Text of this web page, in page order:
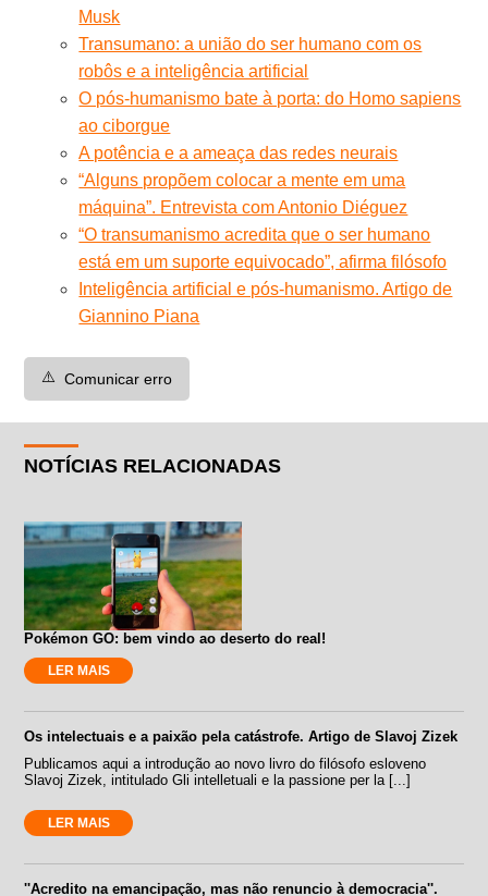
Musk
Transumano: a união do ser humano com os
robôs e a inteligência artificial
O pós-humanismo bate à porta: do Homo sapiens
ao ciborgue
A potência e a ameaça das redes neurais
“Alguns propõem colocar a mente em uma
máquina”. Entrevista com Antonio Diéguez
“O transumanismo acredita que o ser humano
está em um suporte equivocado”, afirma filósofo
Inteligência artificial e pós-humanismo. Artigo de
Giannino Piana
⚠️ Comunicar erro
NOTÍCIAS RELACIONADAS
Pokémon GO: bem vindo ao deserto do real!
LER MAIS
Os intelectuais e a paixão pela catástrofe. Artigo de Slavoj Zizek
Publicamos aqui a introdução ao novo livro do filósofo esloveno
Slavoj Zizek, intitulado Gli intelletuali e la passione per la [...]
LER MAIS
''Acredito na emancipação, mas não renuncio à democracia''.